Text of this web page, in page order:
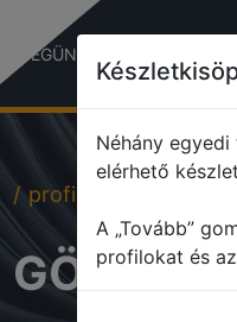
CÉGÜNKRŐL
profile
Néhány
elérhető
A „Tovább”
profilokat és